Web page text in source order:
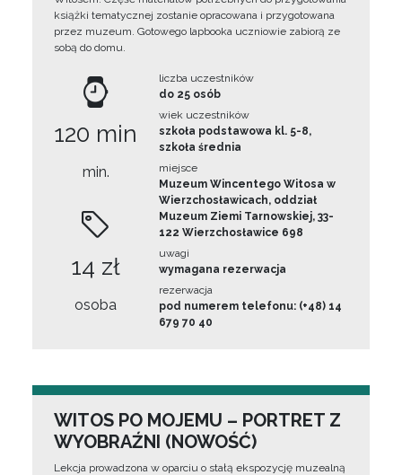
książki tematycznej zostanie opracowana i przygotowana
przez muzeum. Gotowego lapbooka uczniowie zabiorą ze
sobą do domu.
120 min
min.
14 zł
osoba
liczba uczestników
do 25 osób
wiek uczestników
szkoła podstawowa kl. 5-8,
szkoła średnia
miejsce
Muzeum Wincentego Witosa w
Wierzchosławicach, oddział
Muzeum Ziemi Tarnowskiej, 33-
122 Wierzchosławice 698
uwagi
wymagana rezerwacja
rezerwacja
pod numerem telefonu: (+48) 14
679 70 40
WITOS PO MOJEMU – PORTRET Z
WYOBRAŹNI (NOWOŚĆ)
Lekcja prowadzona w oparciu o stałą ekspozycję muzealną